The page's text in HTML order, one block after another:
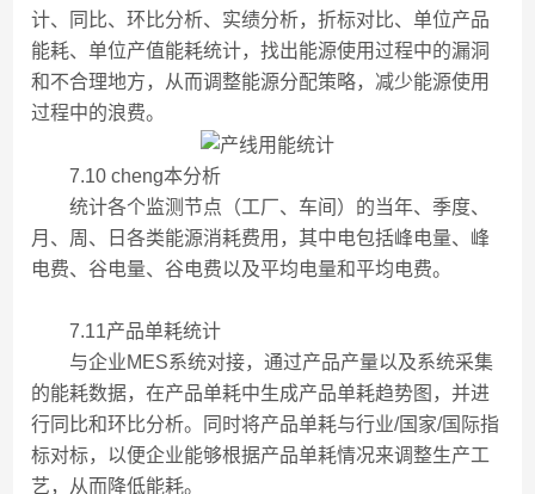
计、同比、环比分析、实绩分析，折标对比、单位产品
能耗、单位产值能耗统计，找出能源使用过程中的漏洞
和不合理地方，从而调整能源分配策略，减少能源使用
过程中的浪费。
7.10 cheng本分析
统计各个监测节点（工厂、车间）的当年、季度、
月、周、日各类能源消耗费用，其中电包括峰电量、峰
电费、谷电量、谷电费以及平均电量和平均电费。
7.11产品单耗统计
与企业MES系统对接，通过产品产量以及系统采集
的能耗数据，在产品单耗中生成产品单耗趋势图，并进
行同比和环比分析。同时将产品单耗与行业/国家/国际指
标对标，以便企业能够根据产品单耗情况来调整生产工
艺，从而降低能耗。